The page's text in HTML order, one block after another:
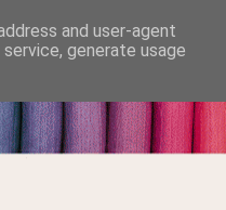
and user-agent
generate usage